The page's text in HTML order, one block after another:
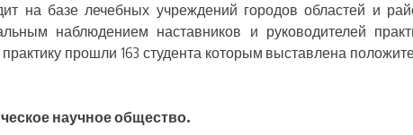
на базе лечебных учреждений городов областей и
наблюдением наставников и руководителей
прошли 163 студента которым выставлена
научное общество.